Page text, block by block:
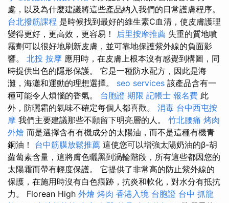
處，以及為什麼建議將這些產品納入我們的日常護膚程序。
台北撥筋課程 是時候找到最好的維生素C血清，使皮膚護理
變得更好，更高效，更容易！ 后里按摩推薦 失重的質地噴
霧劑可以很好地刷新皮膚，並可靠地保護紫外線的負面影
響。 北投 按摩 應用時，在皮膚上根本沒有感覺到構圖，同
時提供出色的隱形保護。 它是一種防水配方，因此是海
灘，海灘和運動的理想選擇。 seo services 該產品含有一
種可能令人煩惱的香氣。 台胞證 期限 記帳士 報名費 此
外，防曬霜的氣味不確定每個人都喜歡。 消毒 台中西屯按
摩 我們主要建議那些不願留下明亮層的人。 竹北腰痛 烤肉
外燴 而是選擇含有有機成分的太陽油，而不是這種有機青
銅油！ 台中筋膜放鬆推薦 這使您可以增強太陽奶油的β-胡
蘿蔔素含量，這將膚色曬黑到渦輪階段，所有這些都因您的
太陽霜而帶有輕度保護。 它提供了非常高的防止紫外線的
保護，在施用時沒有白色痕跡，抗炎和軟化，對水分有抵抗
力。 Florean High 外燴 烤肉 香港入境 台胞證 台中 抓龍